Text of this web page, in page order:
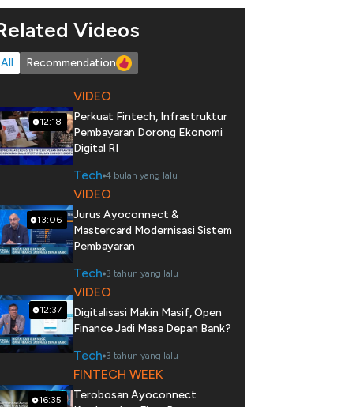
Videos
All Recommendation
12:18
VIDEO
Perkuat Fintech, Infrastruktur
Pembayaran Dorong Ekonomi
Digital RI
Tech 4 bulan yang lalu
13:06
VIDEO
Jurus Ayoconnect &
Mastercard Modernisasi Sistem
Pembayaran
Tech 3 tahun yang lalu
12:37
VIDEO
Digitalisasi Makin Masif, Open
Finance Jadi Masa Depan Bank?
Tech 3 tahun yang lalu
16:35
FINTECH WEEK
Terobosan Ayoconnect